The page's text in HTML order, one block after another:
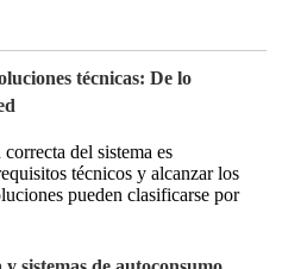
técnicas: De lo
del sistema es
técnicos y alcanzar los
pueden clasificarse por